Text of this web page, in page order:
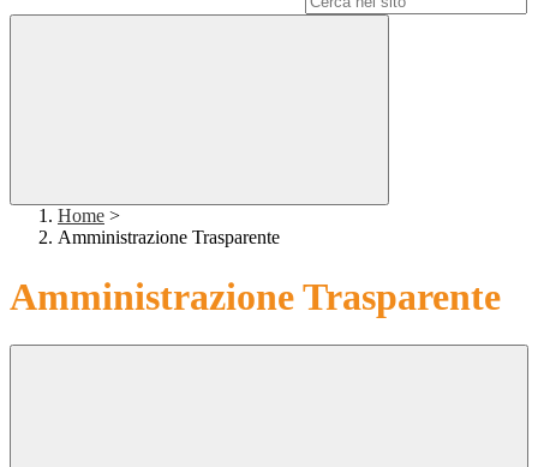
Home >
Amministrazione Trasparente
Amministrazione Trasparente